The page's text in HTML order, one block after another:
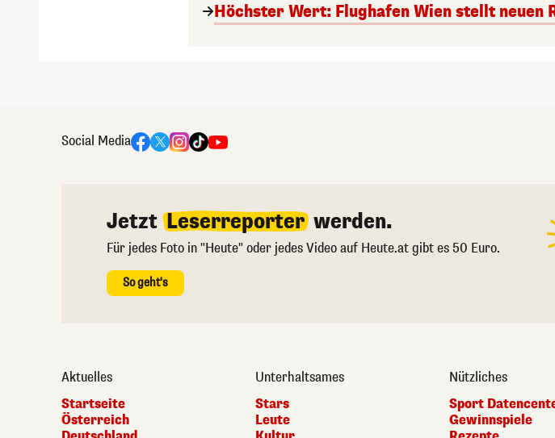
Höchster Wert: Flughafen Wien stellt neuen
Social Media
Jetzt Leserreporter werden.
Für jedes Foto in "Heute" oder jedes Video auf Heute.at gibt es 50 Euro.
So geht's
Aktuelles
Startseite
Österreich
Unterhaltsames
Stars
Leute
Nützliches
Sport
Gewinnspiele